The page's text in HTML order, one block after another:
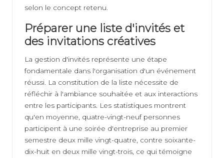
selon le concept retenu.
Préparer une liste d'invités et
des invitations créatives
La gestion d'invités représente une étape
fondamentale dans l'organisation d'un événement
réussi. La constitution de la liste nécessite de
réfléchir à l'ambiance souhaitée et aux interactions
entre les participants. Les statistiques montrent
qu'en moyenne, quatre-vingt-neuf personnes
participent à une soirée d'entreprise au premier
semestre deux mille vingt-quatre, contre soixante-
dix-huit en deux mille vingt-trois, ce qui témoigne